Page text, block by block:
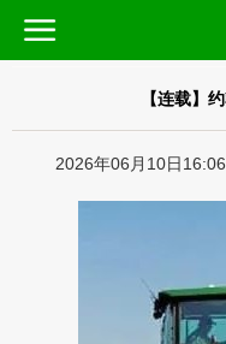
【连载】
2026年06月10日